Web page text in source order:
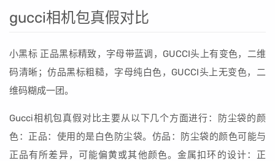
gucci相机包真假对比
小黑标 正品黑标精致，字母带蓝调，GUCCI头上有变色，二维
码清晰；仿品黑标粗糙，字母纯白色，GUCCI头上无变色，二
维码糊成一团。
Gucci相机包真假对比主要从以下几个方面进行：防尘袋的颜
色：正品：使用的是白色防尘袋。仿品：防尘袋的颜色可能与
正品有所差异，可能偏黄或其他颜色。金属扣环的设计：正